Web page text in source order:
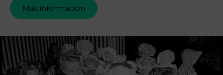
Más información